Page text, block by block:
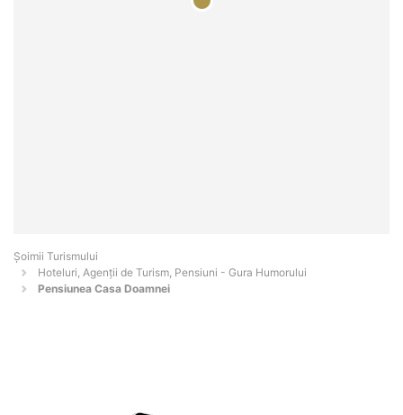
Șoimii Turismului
Hoteluri, Agenții de Turism, Pensiuni - Gura Humorului
Pensiunea Casa Doamnei